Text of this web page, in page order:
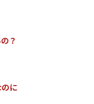
の ？
のに